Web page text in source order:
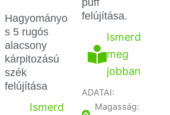
Hagyományo
s 5 rugós
alacsony
kárpitozású
szék
felújítása
Ismerd
felújítása.
Ismerd
meg
jobban
ADATAI:
Magasság: